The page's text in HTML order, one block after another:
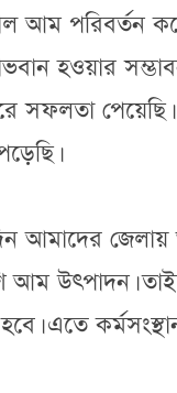
আম পরিবর্তন
হওয়ার
পেয়েছি।
জেলায়
আম উৎপাদন।
এতে